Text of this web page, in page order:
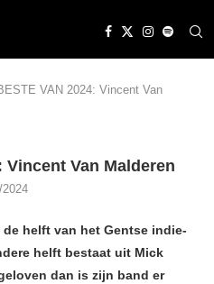
VAN 2024: Vincent Van
Vincent Van Malderen
helft van het Gentse indie-
helft bestaat uit Mick
dan is zijn band er